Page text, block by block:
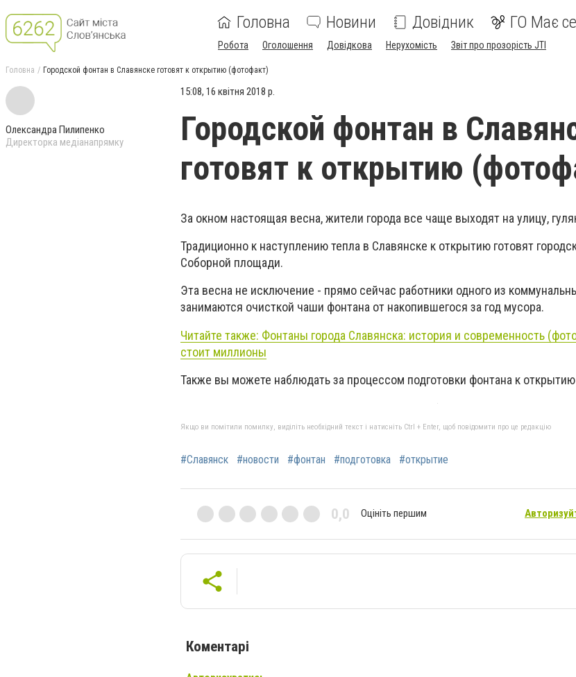
Головна Новини Довідник ГО Має
Робота Оголошення Довідкова Нерухомість Звіт про прозорість JTI
Головна Городской фонтан в Славянске готовят к открытию (фотофакт)
Олександра Пилипенко
Директорка медіанапрямку
15:08, 16 квітня 2018 р.
Городской фонтан в
готовят к открытию
За окном настоящая весна, жители города все чаще выходят на улицу,
Традиционно к наступлению тепла в Славянске к открытию готовят
Соборной площади.
Эта весна не исключение - прямо сейчас работники одного из
занимаются очисткой чаши фонтана от накопившегося за год мусора.
Читайте также: Фонтаны города Славянска: история и современность
стоит миллионы
Также вы можете наблюдать за процессом подготовки фонтана к
Якщо ви помітили помилку, виділіть необхідний текст і натисніть Ctrl + Enter, щоб повідомити про це редакцію
#Славянск #новости #фонтан #подготовка #открытие
0,0 Оцініть першим
Коментарі